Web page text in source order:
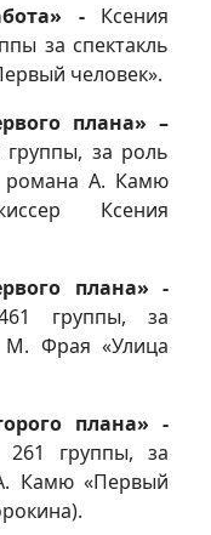
- Ксения
за спектакль
человек».
плана» –
группы, за роль
романа А. Камю
Ксения
плана» -
группы, за
М. Фрая «Улица
плана» -
261 группы, за
Камю «Первый